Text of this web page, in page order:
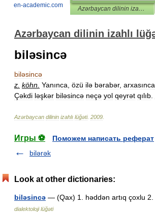
en-academic.com Azərbaycan dilinin izahlı lüğəti
Azərbaycan dilinin izahlı
biləsincə
biləsincə
z köhn Yanınca özü ilə bərabər, arxasınca
Çəkdi ləşkər biləsincə neçə yol qeyrət qılıb
Azərbaycan dilinin izahlı lüğəti. 2009
Игры ⚽
Поможем написать реферат
bilərək
Look at other dictionaries:
biləsincə — (Qax) 1. həddən artıq çoxlu
dialektoloji lüğəti